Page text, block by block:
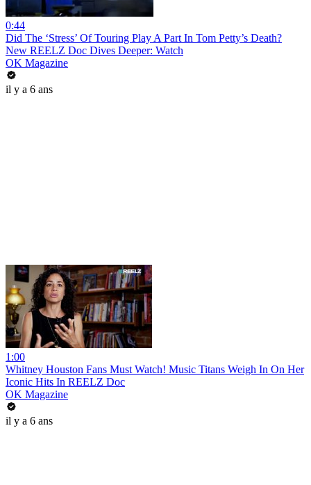
0:44
Did The ‘Stress’ Of Touring Play A Part In Tom Petty’s Death?
New REELZ Doc Dives Deeper: Watch
OK Magazine
il y a 6 ans
1:00
Whitney Houston Fans Must Watch! Music Titans Weigh In On Her
Iconic Hits In REELZ Doc
OK Magazine
il y a 6 ans